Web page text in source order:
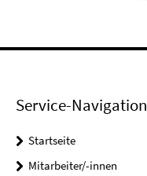
Service-Navigation
Startseite
Mitarbeiter/-innen